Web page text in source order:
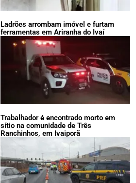
Ladrões arrombam imóvel e furtam
ferramentas em Ariranha do Ivaí
Trabalhador é encontrado morto em
sítio na comunidade de Três
Ranchinhos, em Ivaiporã